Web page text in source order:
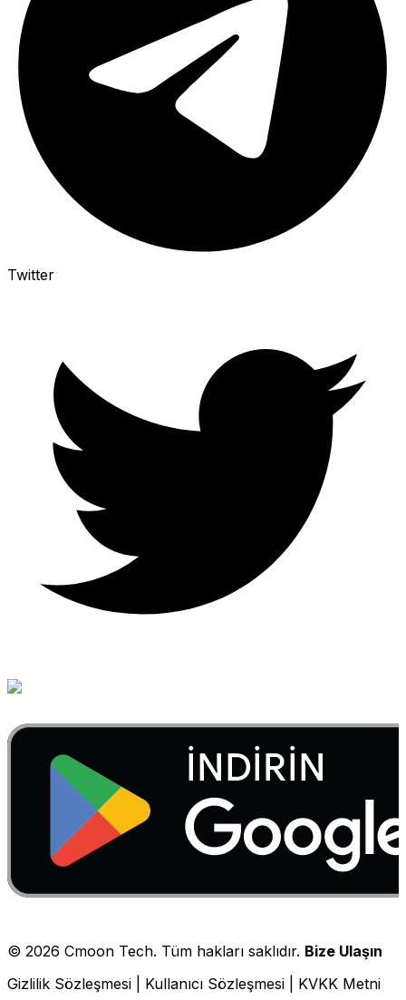
Twitter
© 2026 Cmoon Tech. Tüm hakları saklıdır. Bize Ulaşın
Gizlilik Sözleşmesi
Kullanıcı Sözleşmesi KVKK Metni